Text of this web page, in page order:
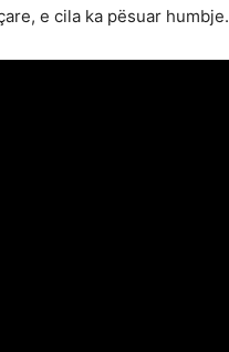
e cila ka pësuar humbje.